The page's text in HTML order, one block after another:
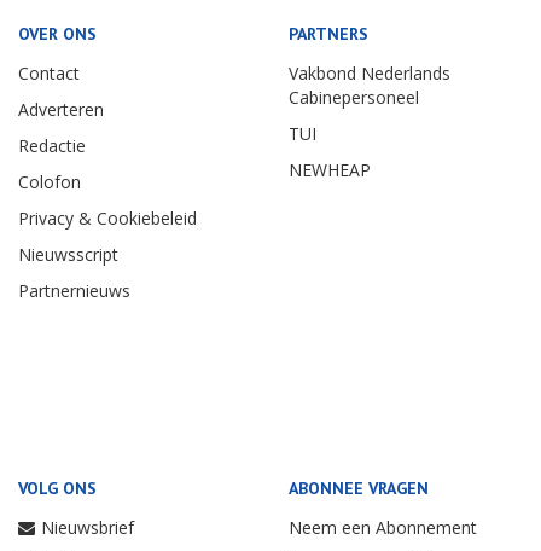
OVER ONS
Contact
Adverteren
Redactie
Colofon
Privacy & Cookiebeleid
Nieuwsscript
Partnernieuws
PARTNERS
Vakbond Nederlands
Cabinepersoneel
TUI
NEWHEAP
VOLG ONS
Nieuwsbrief
ABONNEE VRAGEN
Neem een Abonnement